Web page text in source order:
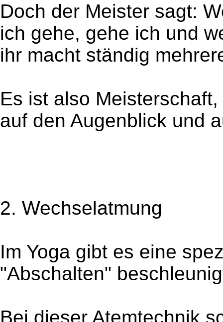
Doch der Meister sagt:
ich gehe, gehe ich und
ihr macht ständig
Es ist also
auf den Augenblick und
2. Wechselatmung
Im Yoga gibt es eine
"Abschalten"
Bei dieser Atemtechnik